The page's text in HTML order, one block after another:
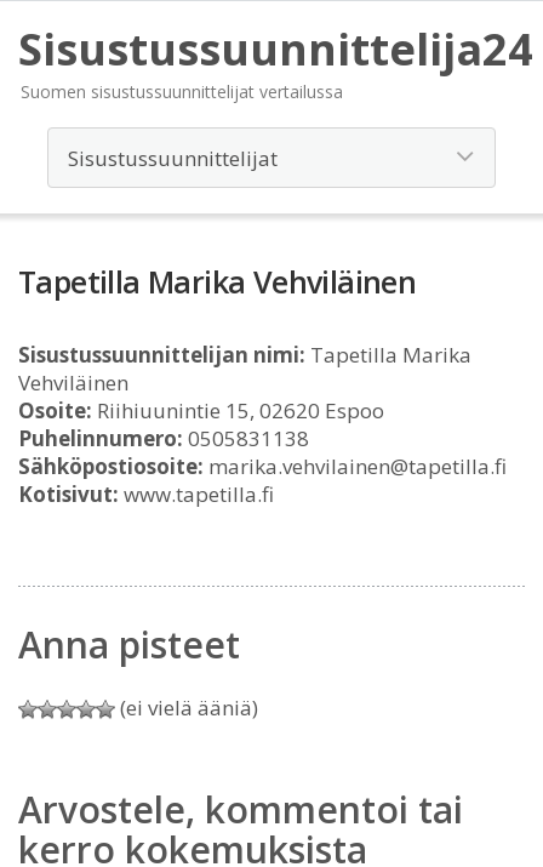
Sisustussuunnittelija24
Suomen sisustussuunnittelijat vertailussa
Tapetilla Marika Vehviläinen
Sisustussuunnittelijan nimi: Tapetilla Marika
Vehviläinen
Osoite: Riihiuunintie 15, 02620 Espoo
Puhelinnumero: 0505831138
Sähköpostiosoite: marika.vehvilainen@tapetilla.fi
Kotisivut: www.tapetilla.fi
Anna pisteet
(ei vielä ääniä)
Arvostele, kommentoi tai
kerro kokemuksista